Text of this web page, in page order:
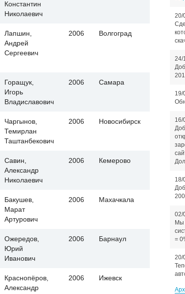
Константин
Николаевич
Лапшин,
Андрей
Сергеевич
2006 Волгоград
Горащук,
Игорь
Владиславович
2006 Самара
Чаргынов,
Темирлан
Таштанбекович
2006 Новосибирск
Савин,
Александр
Николаевич
2006 Кемерово
Бакушев,
Марат
Артурович
2006 Махачкала
Ожередов,
Юрий
Иванович
2006 Барнаул
Краснопёров,
Александр
2006 Ижевск
20/
24/
19/
16/
18/
02/
Мы
=
20/